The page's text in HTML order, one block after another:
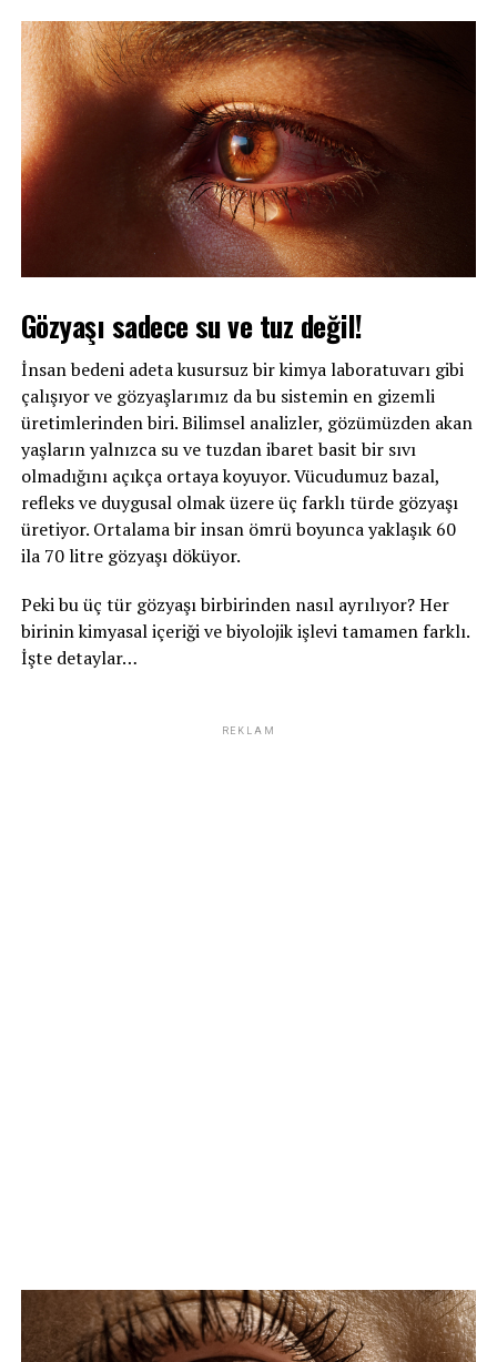
Gözyaşı sadece su ve tuz değil!
İnsan bedeni adeta kusursuz bir kimya laboratuvarı gibi
çalışıyor ve gözyaşlarımız da bu sistemin en gizemli
üretimlerinden biri. Bilimsel analizler, gözümüzden akan
yaşların yalnızca su ve tuzdan ibaret basit bir sıvı
olmadığını açıkça ortaya koyuyor. Vücudumuz bazal,
refleks ve duygusal olmak üzere üç farklı türde gözyaşı
üretiyor. Ortalama bir insan ömrü boyunca yaklaşık 60
ila 70 litre gözyaşı döküyor.
Peki bu üç tür gözyaşı birbirinden nasıl ayrılıyor? Her
birinin kimyasal içeriği ve biyolojik işlevi tamamen farklı.
İşte detaylar…
REKLAM